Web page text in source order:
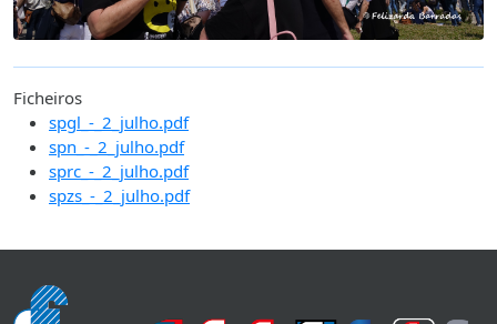
Ficheiros
spgl_-_2_julho.pdf
spn_-_2_julho.pdf
sprc_-_2_julho.pdf
spzs_-_2_julho.pdf